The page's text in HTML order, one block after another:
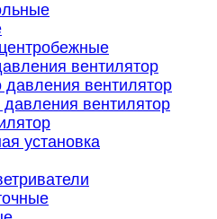
вентилятор
давления вентилятор
давления вентилятор
установка